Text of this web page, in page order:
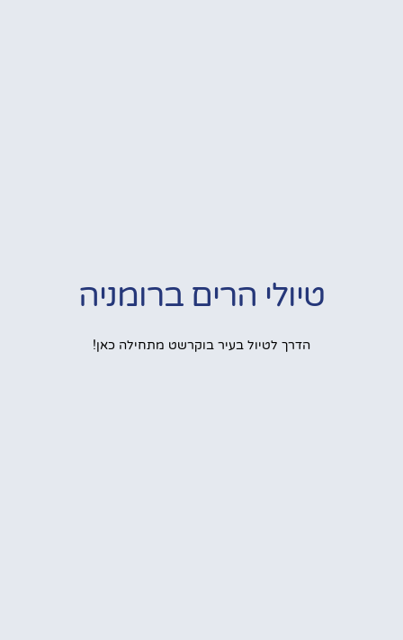
טיולי הרים ברומניה
הדרך לטיול בעיר בוקרשט מתחילה כאן!